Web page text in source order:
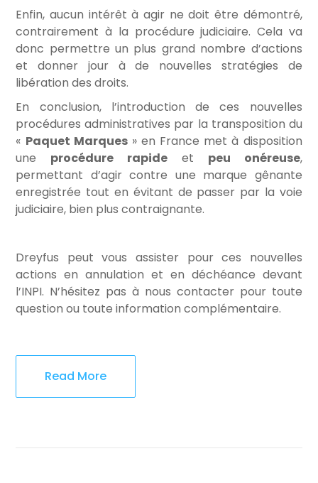
Enfin, aucun intérêt à agir ne doit être démontré,
contrairement à la procédure judiciaire. Cela va
donc permettre un plus grand nombre d’actions
et donner jour à de nouvelles stratégies de
libération des droits.
En conclusion, l’introduction de ces nouvelles
procédures administratives par la transposition du
« Paquet Marques» en France met à disposition
une procédure rapide et peu onéreuse,
permettant d’agir contre une marque gênante
enregistrée tout en évitant de passer par la voie
judiciaire, bien plus contraignante.
Dreyfus peut vous assister pour ces nouvelles
actions en annulation et en déchéance devant
l’INPI. N’hésitez pas à nous contacter pour toute
question ou toute information complémentaire.
Read More